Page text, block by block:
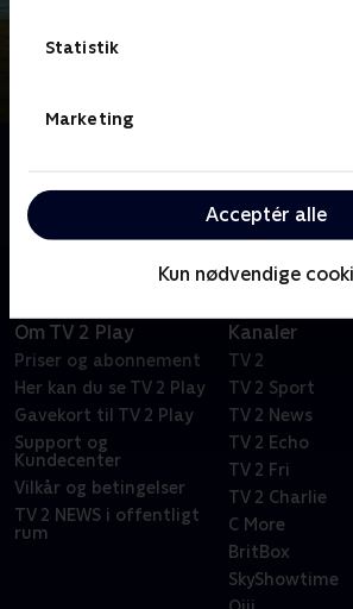
Statistik
Marketing
Acceptér alle
Kun nødvendige
der er brandvarmt - det er
Om TV 2 Play
Priser og abonnement
Her kan du se TV 2 Play
Gavekort til TV 2 Play
Support og
Kundecenter
Vilkår og betingelser
TV 2 NEWS i offentligt
rum
Kanaler
TV 2
TV 2 Sport
TV 2 News
TV 2 Echo
TV 2 Fri
TV 2 Charlie
C More
BritBox
SkyShowtime